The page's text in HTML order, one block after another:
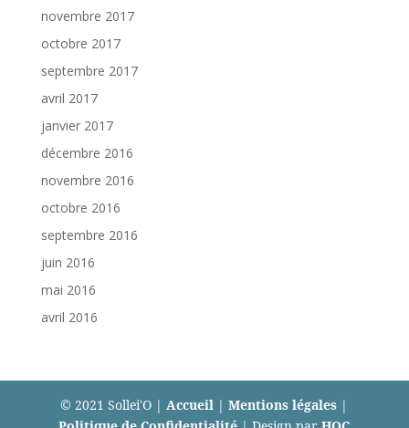
novembre 2017
octobre 2017
septembre 2017
avril 2017
janvier 2017
décembre 2016
novembre 2016
octobre 2016
septembre 2016
juin 2016
mai 2016
avril 2016
© 2021 Sollei'O |Accueil |Mentions légales |